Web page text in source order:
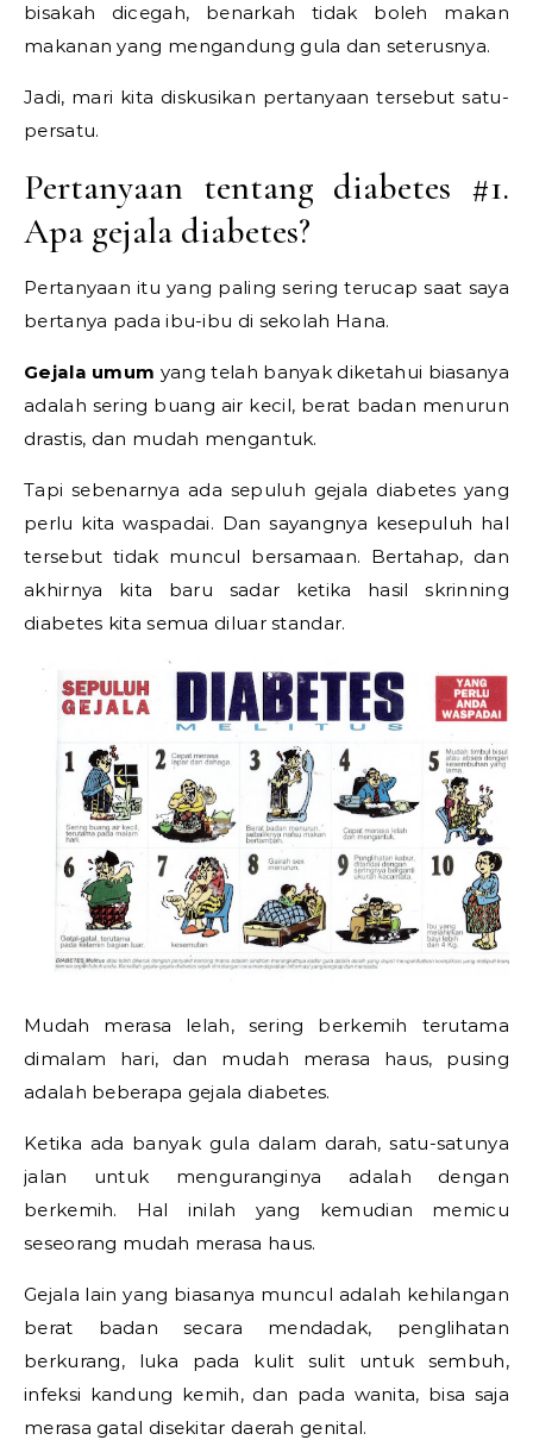
bisakah dicegah, benarkah tidak boleh makan
makanan yang mengandung gula dan seterusnya.
Jadi, mari kita diskusikan pertanyaan tersebut satu-
persatu.
Pertanyaan tentang diabetes #1.
Apa gejala diabetes?
Pertanyaan itu yang paling sering terucap saat saya
bertanya pada ibu-ibu di sekolah Hana.
Gejala umum yang telah banyak diketahui biasanya
adalah sering buang air kecil, berat badan menurun
drastis, dan mudah mengantuk.
Tapi sebenarnya ada sepuluh gejala diabetes yang
perlu kita waspadai. Dan sayangnya kesepuluh hal
tersebut tidak muncul bersamaan. Bertahap, dan
akhirnya kita baru sadar ketika hasil skrinning
diabetes kita semua diluar standar.
Mudah merasa lelah, sering berkemih terutama
dimalam hari, dan mudah merasa haus, pusing
adalah beberapa gejala diabetes.
Ketika ada banyak gula dalam darah, satu-satunya
jalan untuk menguranginya adalah dengan
berkemih. Hal inilah yang kemudian memicu
seseorang mudah merasa haus.
Gejala lain yang biasanya muncul adalah kehilangan
berat badan secara mendadak, penglihatan
berkurang, luka pada kulit sulit untuk sembuh,
infeksi kandung kemih, dan pada wanita, bisa saja
merasa gatal disekitar daerah genital.